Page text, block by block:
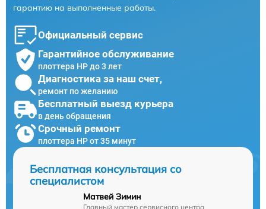
гарантию на выполненные работы.
Официальный сервис
Гарантийное обслуживание
плоттера HP до 3 лет
Диагностика за наш счет,
ремонт по желанию
Бесплатный выезд курьера
в день обращения
Срочный ремонт
плоттера HP от 35 минут
Бесплатная консультация со
специалистом
Матвей Зимин
Главный мастер сервисного центра